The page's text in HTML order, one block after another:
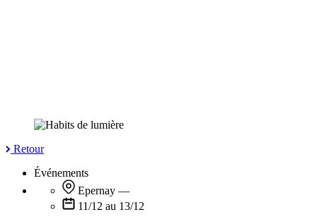
Retour
Événements
Epernay —
11/12 au 13/12